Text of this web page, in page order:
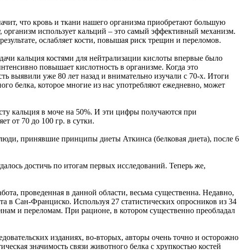
что кровь и ткани нашего организма приобретают большую
организм использует кальций – это самый эффективный механизм.
ослабляет кости, повышая риск трещин и переломов.
кальция костями для нейтрализации кислоты впервые было
повышает кислотность в организме. Когда это
выявили уже 80 лет назад и внимательно изучали с 70-х. Итоги
белка, которое многие из нас употребляют ежедневно, может
кальция в моче на 50%. И эти цифры получаются при
от 70 до 100 гр. в сутки.
принявшие принципы диеты Аткинса (белковая диета), после 6
достичь по итогам первых исследований. Теперь же,
проведенная в данной области, весьма существенна. Недавно,
в Сан-Франциско. Используя 27 статистических опросников из 34
и переломам. При рационе, в котором существенно преобладал
изданиях, во-вторых, авторы очень точно и осторожно
значимость связи животного белка с хрупкостью костей